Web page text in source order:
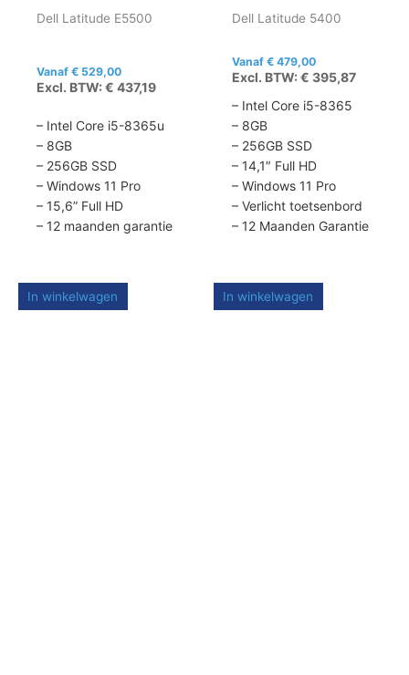
Dell Latitude E5500
Vanaf € 529,00
Excl. BTW: € 437,19
– Intel Core i5-8365u
– 8GB
– 256GB SSD
– Windows 11 Pro
– 15,6” Full HD
– 12 maanden garantie
In winkelwagen
gekozen
Dell Latitude 5400
Vanaf € 479,00
Excl. BTW: € 395,87
– Intel Core i5-8365
– 8GB
– 256GB SSD
– 14,1″ Full HD
– Windows 11 Pro
– Verlicht toetsenbord
– 12 Maanden Garantie
In winkelwagen
gekozen
productpagina